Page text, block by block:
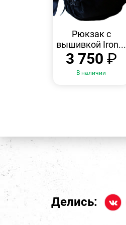
Рюкзак с
вышивкой Iron...
3 750 ₽
В наличии
Делись: